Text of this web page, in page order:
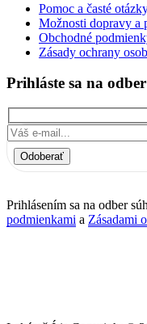
Pomoc a časté
Možnosti dopravy a
Obchodné
Zásady ochrany
Prihláste sa na
Odoberať
Prihlásením sa na odber
podmienkami a Zásadami